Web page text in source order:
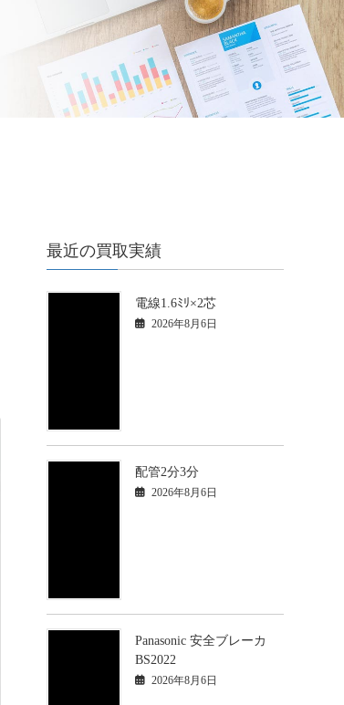
最近の買取実績
電線1.6ﾐﾘ×2芯
2026年8月6日
配管2分3分
2026年8月6日
Panasonic 安全ブレーカ
BS2022
2026年8月6日